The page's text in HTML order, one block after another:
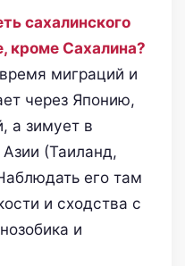
сахалинского
кроме Сахалина?
миграций и
через Японию,
а зимует в
(Таиланд,
его там
и сходства с
и